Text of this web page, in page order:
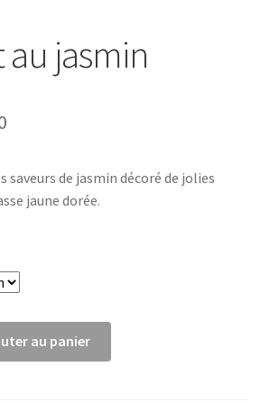
jasmin
saveurs de jasmin décoré de jolies
jaune dorée.
au panier